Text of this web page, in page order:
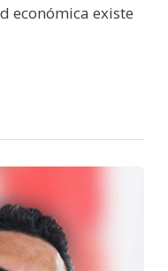
económica existe